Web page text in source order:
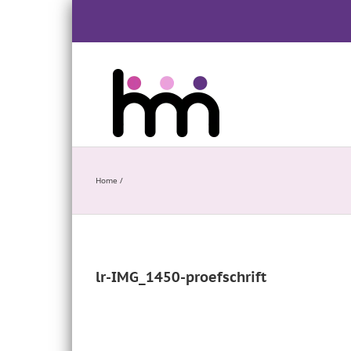
Home /
lr-IMG_1450-proefschrift